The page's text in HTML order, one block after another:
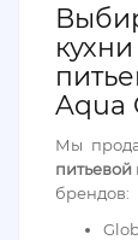
Aqua
Мы
питьевой
брендов: